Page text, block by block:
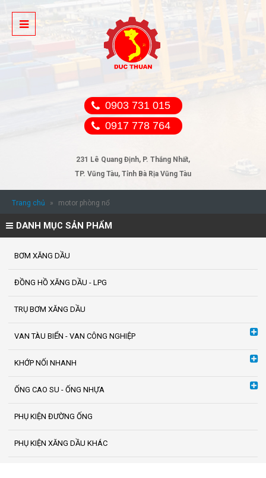
0903 731 015
0917 778 764
231 Lê Quang Định, P. Thắng Nhất,
TP. Vũng Tàu, Tỉnh Bà Rịa Vũng Tàu
Trang chủ » motor phòng nổ
DANH MỤC SẢN PHẨM
BƠM XĂNG DẦU
ĐỒNG HỒ XĂNG DẦU - LPG
TRỤ BƠM XĂNG DẦU
VAN TÀU BIỂN - VAN CÔNG NGHIỆP
KHỚP NỐI NHANH
ỐNG CAO SU - ỐNG NHỰA
PHỤ KIỆN ĐƯỜNG ỐNG
PHỤ KIỆN XĂNG DẦU KHÁC